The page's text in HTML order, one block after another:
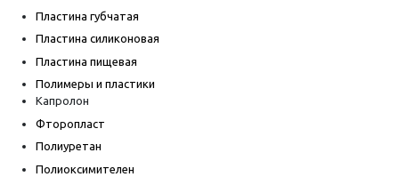
Пластина губчатая
Пластина силиконовая
Пластина пищевая
Полимеры и пластики
Капролон
Фторопласт
Полиуретан
Полиоксимителен